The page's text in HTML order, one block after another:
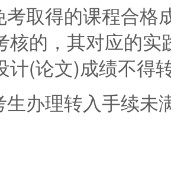
考取得的课程合格
核的，其对应的
计(论文)成绩不得
生办理转入手续未